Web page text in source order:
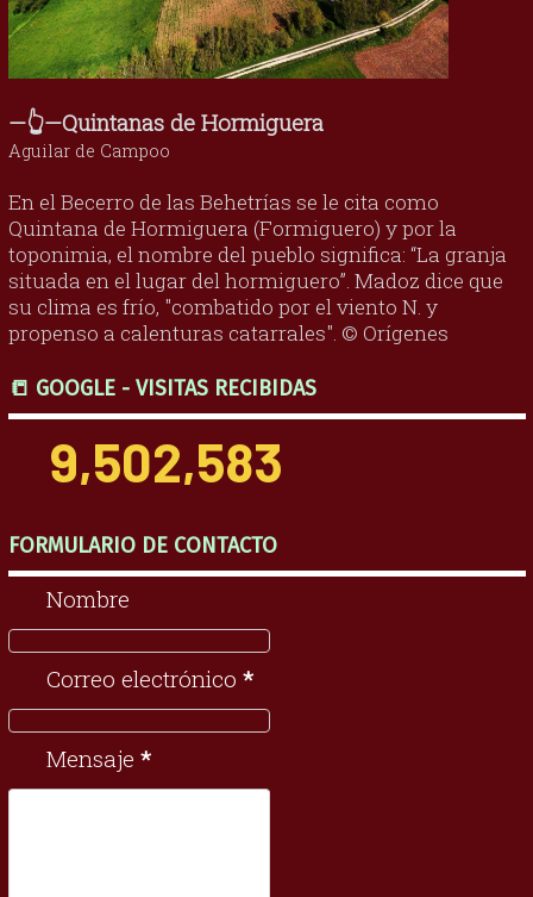
—👆—Quintanas de Hormiguera
Aguilar de Campoo
En el Becerro de las Behetrías se le cita como
Quintana de Hormiguera (Formiguero) y por la
toponimia, el nombre del pueblo significa: “La granja
situada en el lugar del hormiguero”. Madoz dice que
su clima es frío, "combatido por el viento N. y
propenso a calenturas catarrales". © Orígenes
📒 GOOGLE - VISITAS RECIBIDAS
9,502,583
FORMULARIO DE CONTACTO
Nombre
Correo electrónico *
Mensaje *